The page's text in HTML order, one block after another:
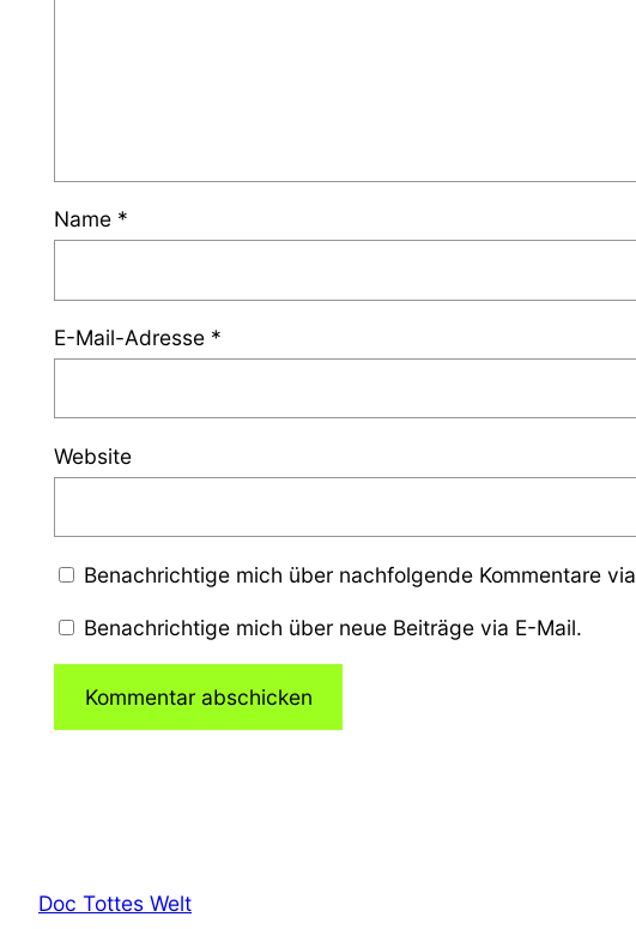
Name *
E-Mail-Adresse *
Website
Benachrichtige mich über nachfolgende Kommentare
Benachrichtige mich über neue Beiträge via E-Mail.
Doc Tottes Welt